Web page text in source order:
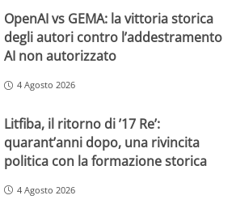
OpenAI vs GEMA: la vittoria storica
degli autori contro l’addestramento
AI non autorizzato
4 Agosto 2026
Litfiba, il ritorno di ’17 Re’:
quarant’anni dopo, una rivincita
politica con la formazione storica
4 Agosto 2026